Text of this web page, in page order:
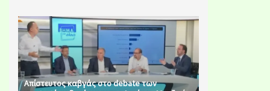
Απίστευτος καβγάς στο debate των